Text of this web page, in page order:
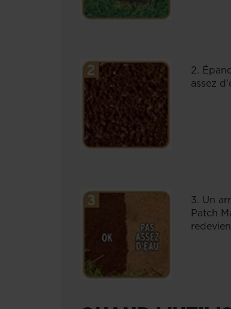
2.
assez
3. Un
Patch